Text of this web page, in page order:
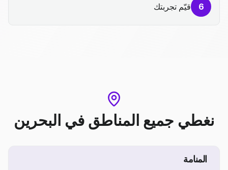
6 قيّم تجربتك
نغطي جميع المناطق في البحرين
المنامة